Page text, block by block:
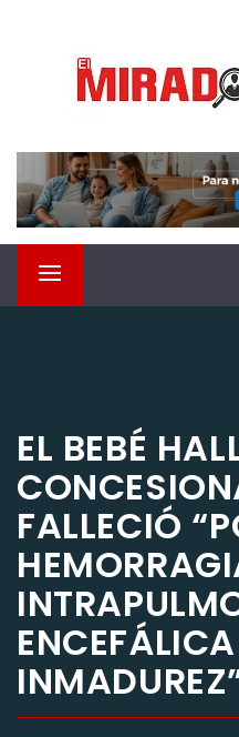
contenido
EL MIRADOR
Observá lo que pasa
Menú
EL BEBÉ
FALLECIÓ